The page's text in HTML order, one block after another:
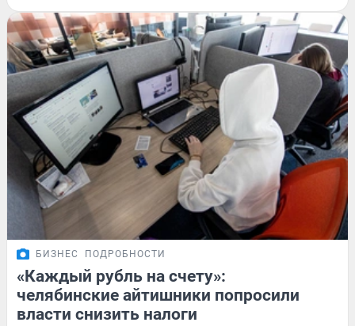
БИЗНЕС ПОДРОБНОСТИ
«Каждый рубль на счету»:
челябинские айтишники попросили
власти снизить налоги